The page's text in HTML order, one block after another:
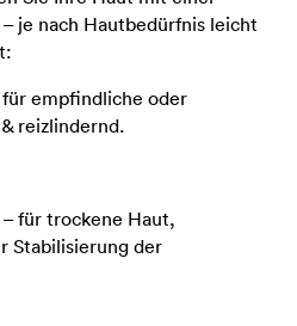
je nach Hautbedürfnis leicht
für empfindliche oder
reizlindernd.
– für trockene Haut,
Stabilisierung der